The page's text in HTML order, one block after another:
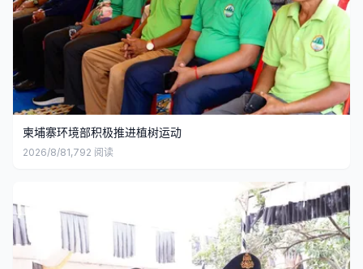
柬埔寨环境部积极推进植树运动
2026/8/81,792 阅读